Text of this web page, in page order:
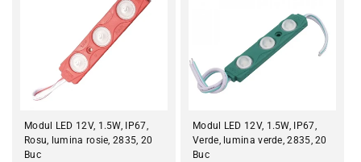
Modul LED 12V, 1.5W, IP67,
Rosu, lumina rosie, 2835, 20
Buc
Modul LED 12V, 1.5W, IP67,
Verde, lumina verde, 2835, 20
Buc